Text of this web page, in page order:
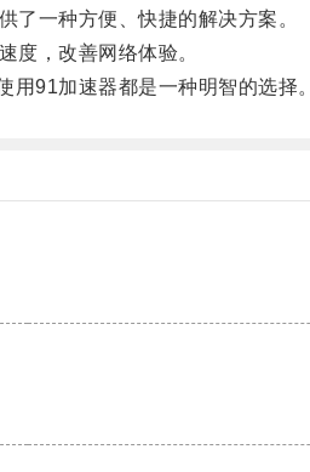
一种方便、快捷的解决方案。
，改善网络体验。
91加速器都是一种明智的选择。